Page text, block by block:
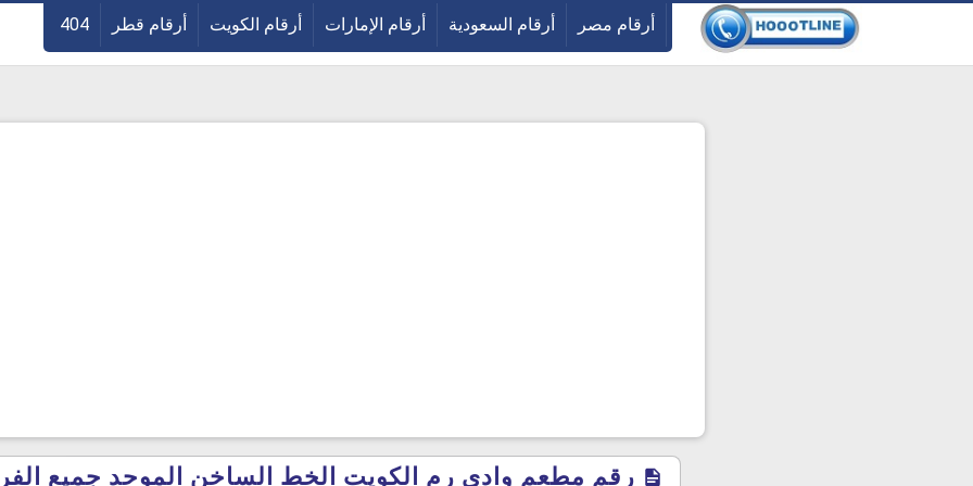
أرقام مصر أرقام السعودية أرقام الإمارات أرقام الكويت أرقام قطر 404
رقم مطعم وادي رم الكويت الخط الساخن الموحد جميع الفروع